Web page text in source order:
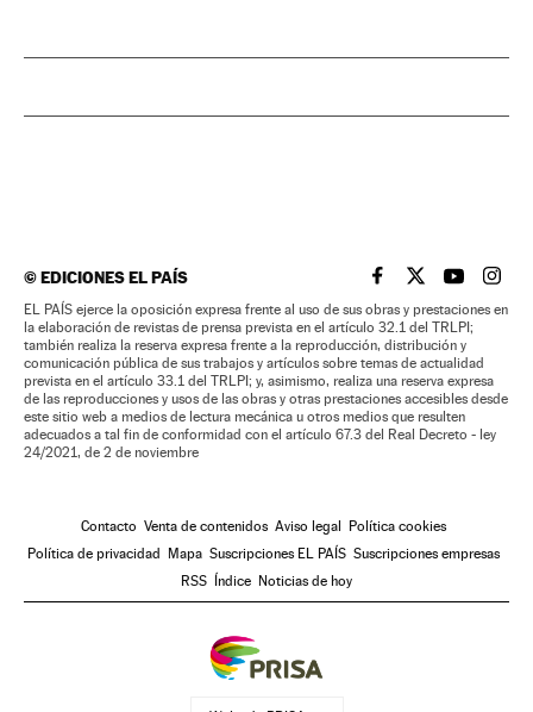
©EDICIONES EL PAÍS EL PAÍS BRASIL EN
EL PAÍSEL PAÍS
EL
EL PAÍS ejerce la oposición expresa frente al uso de sus obras y prestaciones en
la elaboración de revistas de prensa prevista en el artículo 32.1 del TRLPI;
también realiza la reserva expresa frente a la reproducción, distribución y
comunicación pública de sus trabajos y artículos sobre temas de actualidad
prevista en el artículo 33.1 del TRLPI; y, asimismo, realiza una reserva expresa
de las reproducciones y usos de las obras y otras prestaciones accesibles desde
este sitio web a medios de lectura mecánica u otros medios que resulten
adecuados a tal fin de conformidad con el artículo 67.3 del Real Decreto - ley
24/2021, de 2 de noviembre
Contacto Venta de contenidos Aviso legal Política cookies
Política de privacidad Mapa Suscripciones EL PAÍS Suscripciones empresas
RSS Índice Noticias de hoy